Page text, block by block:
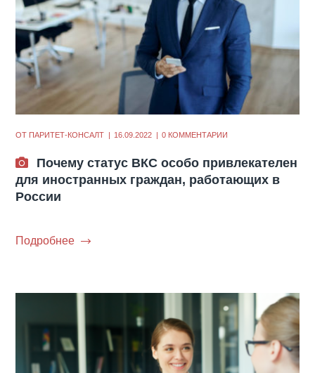
ОТ ПАРИТЕТ-КОНСАЛТ 16.09.2022 0 КОММЕНТАРИИ
Почему статус ВКС особо привлекателен
для иностранных граждан, работающих в
России
Подробнее